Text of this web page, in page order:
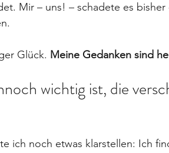
Mir – uns! – schadete es
Glück. Meine Gedanken sind
wichtig ist, die
ich noch etwas klarstellen: Ich